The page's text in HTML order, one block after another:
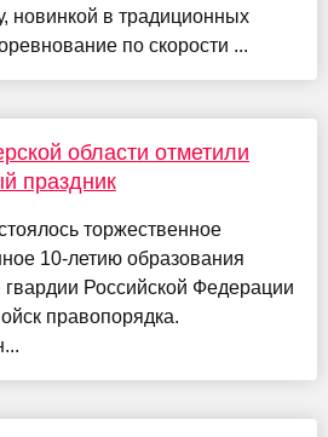
новинкой в традиционных
по скорости ...
области отметили
праздник
торжественное
10-летию образования
Российской Федерации
правопорядка.